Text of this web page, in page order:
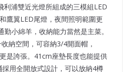
利浦雙近光燈所組成的三模組LED
鷹翼LED尾燈，夜間照明範圍更
小綿羊，收納能力當然是主菜。
納空間，可容納3/4開面帽，
是誇張。41cm座墊長度也能提供
用全開放式設計，可以放納4樽